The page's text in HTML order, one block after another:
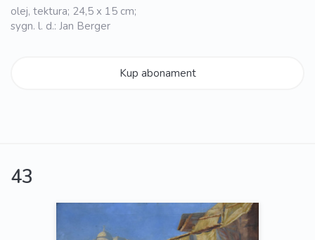
olej, tektura; 24,5 x 15 cm;
sygn. l. d.: Jan Berger
Kup abonament
43